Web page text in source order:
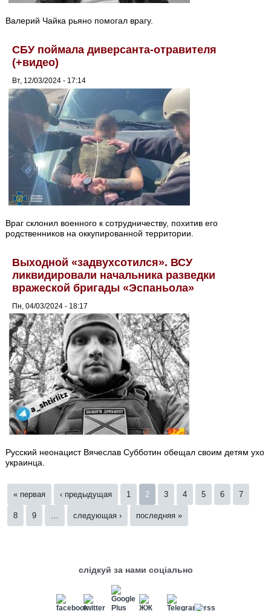
Валерий Чайка рьяно помогал врагу.
СБУ поймала диверсанта-отравителя
(+видео)
Вт, 12/03/2024 - 17:14
Враг склонил военного к сотрудничеству, похитив его
родственников на оккупированной территории.
Выходной «задвухсотился». ВСУ
ликвидировали начальника разведки
вражеской бригады «Эспаньола»
Пн, 04/03/2024 - 18:17
Русский неонацист Вячеслав Субботин обещал своим детям ухо
украинца.
Страницы
« первая ‹ предыдущая 1 2 3 4 5 6 7
8 9 … следующая › последняя »
слідкуй за нами соціально